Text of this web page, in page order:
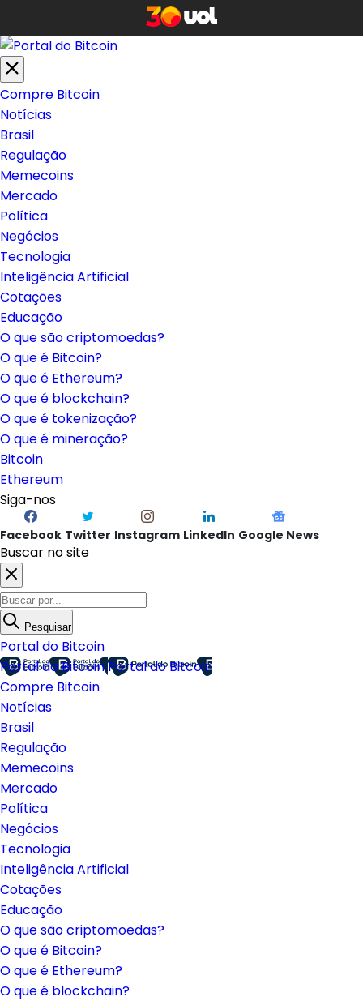
Compre Bitcoin
Notícias
Brasil
Regulação
Memecoins
Mercado
Política
Negócios
Tecnologia
Inteligência Artificial
Cotações
Educação
O que são criptomoedas?
O que é Bitcoin?
O que é Ethereum?
O que é blockchain?
O que é tokenização?
O que é mineração?
Bitcoin
Ethereum
Siga-nos
Facebook Twitter Instagram LinkedIn Google News
Buscar no site
Pesquisar
Portal do Bitcoin
Portal do BitcoinPortal do Bitcoin
Compre Bitcoin
Notícias
Brasil
Regulação
Memecoins
Mercado
Política
Negócios
Tecnologia
Inteligência Artificial
Cotações
Educação
O que são criptomoedas?
O que é Bitcoin?
O que é Ethereum?
O que é blockchain?